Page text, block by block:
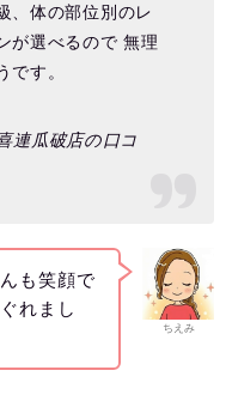
、体の部位別のレ
が選べるので 無理
です。
連瓜破店の口コ
ちえみ
も笑顔で
れまし